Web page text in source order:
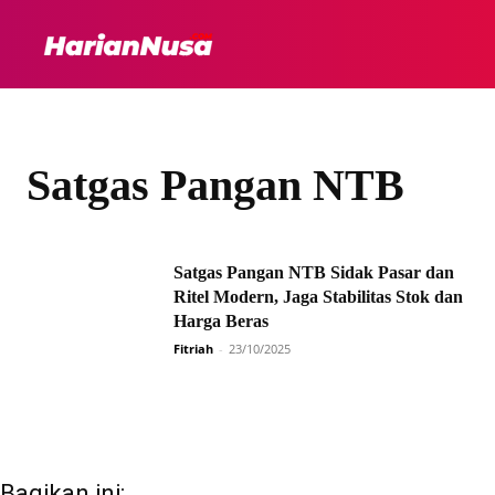
Satgas Pangan NTB
Satgas Pangan NTB Sidak Pasar dan
Ritel Modern, Jaga Stabilitas Stok dan
Harga Beras
Fitriah - 23/10/2025